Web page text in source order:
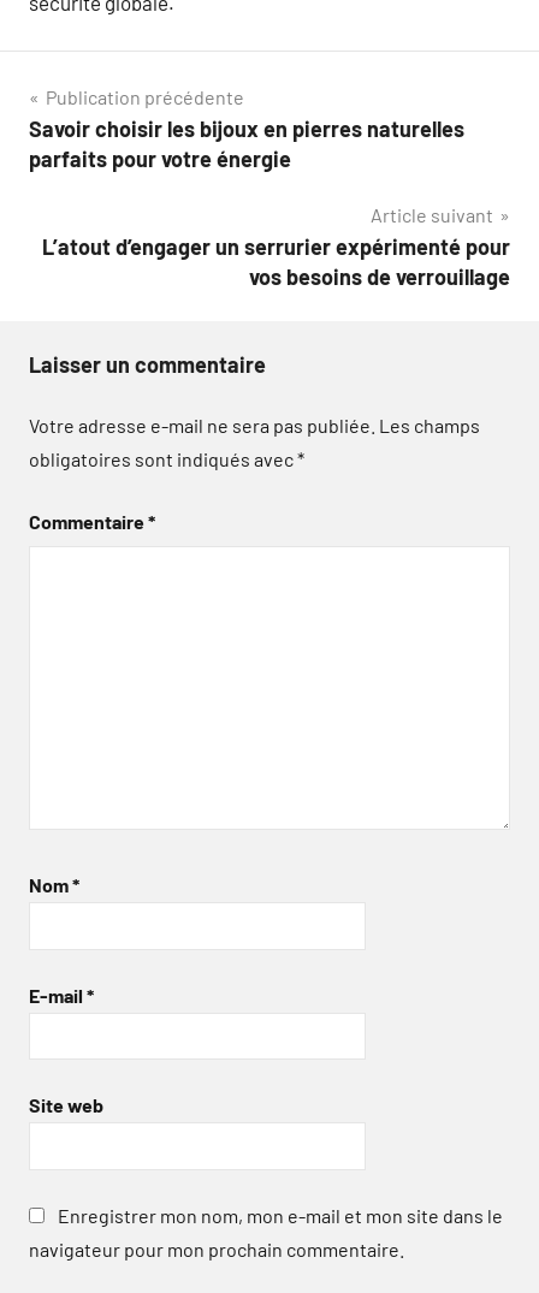
Navigation
de
Publication précédente
Savoir choisir les bijoux en pierres naturelles
parfaits pour votre énergie
Article suivant
L’atout d’engager un serrurier expérimenté pour
vos besoins de verrouillage
Laisser un commentaire
Votre adresse e-mail ne sera pas publiée. Les champs
obligatoires sont indiqués avec*
Commentaire*
Nom*
E-mail *
Site web
Enregistrer mon nom, mon e-mail et mon site dans le
navigateur pour mon prochain commentaire.